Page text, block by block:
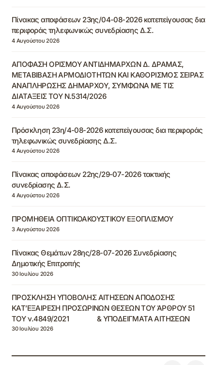
Πίνακας αποφάσεων 23ης/04-08-2026 κατεπείγουσας δια
περιφοράς τηλεφωνικώς συνεδρίασης Δ.Σ.
4 Αυγούστου 2026
ΑΠΟΦΑΣΗ ΟΡΙΣΜΟΥ ΑΝΤΙΔΗΜΑΡΧΩΝ Δ. ΔΡΑΜΑΣ,
ΜΕΤΑΒΙΒΑΣΗ ΑΡΜΟΔΙΟΤΗΤΩΝ ΚΑΙ ΚΑΘΟΡΙΣΜΟΣ ΣΕΙΡΑΣ
ΑΝΑΠΛΗΡΩΣΗΣ ΔΗΜΑΡΧΟΥ, ΣΥΜΦΩΝΑ ΜΕ ΤΙΣ
ΔΙΑΤΑΞΕΙΣ ΤΟΥ Ν.5314/2026
4 Αυγούστου 2026
Πρόσκληση 23η/4-08-2026 κατεπείγουσας δια περιφοράς
τηλεφωνικώς συνεδρίασης Δ.Σ.
4 Αυγούστου 2026
Πίνακας αποφάσεων 22ης/29-07-2026 τακτικής
συνεδρίασης Δ.Σ.
4 Αυγούστου 2026
ΠΡΟΜΗΘΕΙΑ ΟΠΤΙΚΟΑΚΟΥΣΤΙΚΟΥ ΕΞΟΠΛΙΣΜΟΥ
3 Αυγούστου 2026
Πίνακας Θεμάτων 28ης/28-07-2026 Συνεδρίασης
Δημοτικής Επιτροπής
30 Ιουλίου 2026
ΠΡΟΣΚΛΗΣΗ ΥΠΟΒΟΛΗΣ ΑΙΤΗΣΕΩΝ ΑΠΟΔΟΣΗΣ
ΚΑΤ’ΕΞΑΙΡΕΣΗ ΠΡΟΣΩΡΙΝΩΝ ΘΕΣΕΩΝ ΤΟΥ ΆΡΘΡΟΥ 51
ΤΟΥ ν.4849/2021 & ΥΠΟΔΕΙΓΜΑΤΑ ΑΙΤΗΣΕΩΝ
30 Ιουλίου 2026